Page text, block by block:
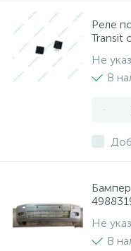
Реле
Transit
Не
В
-
Не
В